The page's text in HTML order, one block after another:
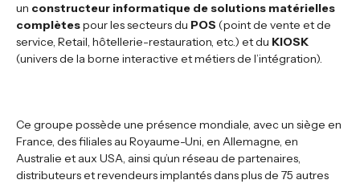
un constructeur informatique de solutions matérielles
complètespour les secteurs du POS (point de vente et de
service, Retail, hôtellerie-restauration, etc.) et du KIOSK
(univers de la borne interactive et métiers de l’intégration).
Ce groupe possède une présence mondiale, avec un siège en
France, des filiales au Royaume-Uni, en Allemagne, en
Australie et aux USA, ainsi qu’un réseau de partenaires,
distributeurs et revendeurs implantés dans plus de 75 autres